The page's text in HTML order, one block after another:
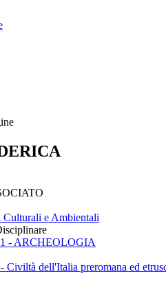
e Ambientali
- ARCHEOLOGIA
Civiltà dell'Italia preromana ed